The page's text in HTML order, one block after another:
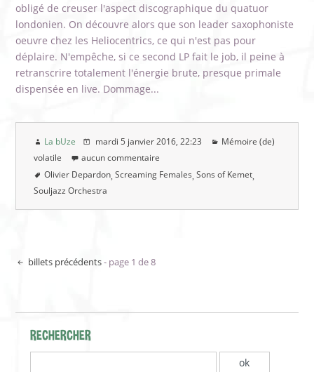
obligé de creuser l'aspect discographique du quatuor
londonien. On découvre alors que son leader saxophoniste
oeuvre chez les Heliocentrics, ce qui n'est pas pour
déplaire. N'empêche, si ce second LP fait le job, il peine à
retranscrire totalement l'énergie brute, presque primale
dispensée en live. Dommage...
La bUze mardi 5 janvier 2016 , 22:23
Mémoire (de)
volatile
aucun commentaire
Olivier Depardon Screaming Females Sons of Kemet
Souljazz Orchestra
billets précédents- page 1 de 8
RECHERCHER